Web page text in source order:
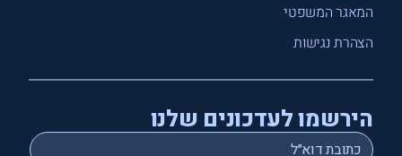
המאגר המשפטי
הצהרת נגישות
הירשמו לעדכונים שלנו
Email
*